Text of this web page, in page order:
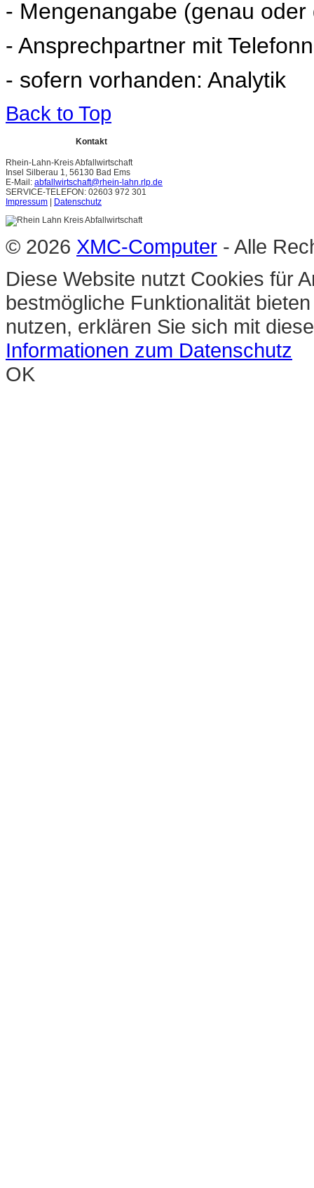
- Mengenangabe (genau oder
- Ansprechpartner mit
- sofern vorhanden: Analytik
Back to Top
Kontakt
Rhein-Lahn-Kreis Abfallwirtschaft
Insel Silberau 1, 56130 Bad Ems
E-Mail: abfallwirtschaft@rhein-lahn.rlp.de
SERVICE-TELEFON: 02603 972 301
Impressum
Datenschutz
© 2026 XMC-Computer - Alle
Diese Website nutzt Cookies für
bestmögliche Funktionalität
nutzen, erklären Sie sich mit
Informationen zum Datenschutz
OK